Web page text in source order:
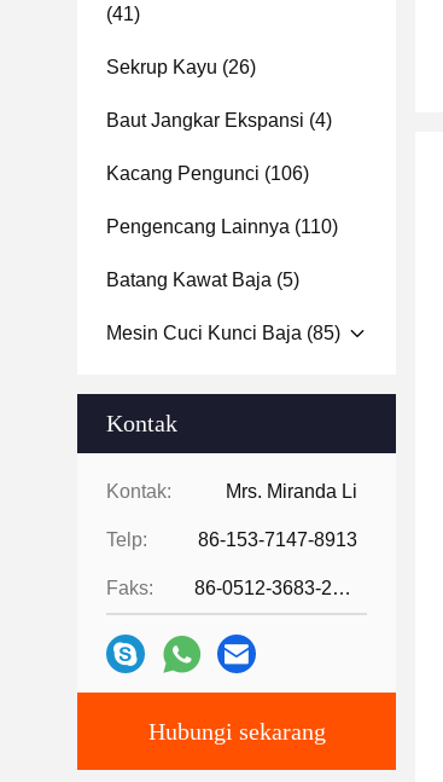
(41)
Sekrup Kayu (26)
Baut Jangkar Ekspansi (4)
Kacang Pengunci (106)
Pengencang Lainnya (110)
Batang Kawat Baja (5)
Mesin Cuci Kunci Baja (85)
Kontak
Kontak: Mrs. Miranda Li
Telp: 86-153-7147-8913
Faks: 86-0512-3683-2631
Hubungi sekarang